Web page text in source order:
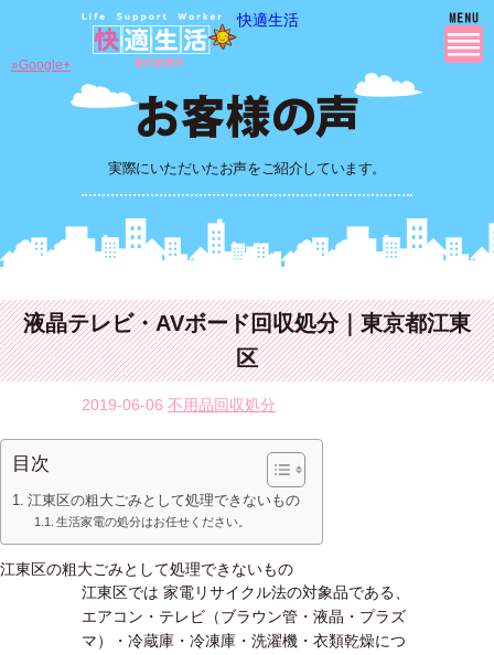
快適生活
実際にいただいたお声をご紹介しています。
»Google+
液晶テレビ・AVボード回収処分｜東京都江東
区
2019-06-06 不用品回収処分
目次
江東区の粗大ごみとして処理できないもの
生活家電の処分はお任せください。
江東区の粗大ごみとして処理できないもの
江東区では 家電リサイクル法の対象品である、
エアコン・テレビ（ブラウン管・液晶・プラズ
マ）・冷蔵庫・冷凍庫・洗濯機・衣類乾燥につ